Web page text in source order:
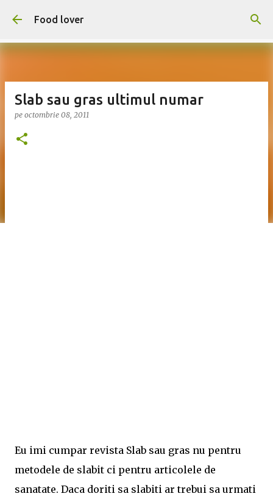
Treceți la conținutul principal
Food lover
Slab sau gras ultimul numar
pe octombrie 08, 2011
Eu imi cumpar revista Slab sau gras nu pentru
metodele de slabit ci pentru articolele de
sanatate. Daca doriti sa slabiti ar trebui sa urmati